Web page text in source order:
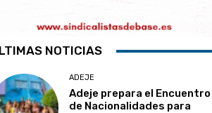
NOTICIAS
ADEJE
Adeje prepara el Encuentro
de Nacionalidades para